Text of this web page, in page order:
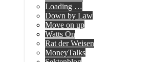
Loading …
Down by Law
Move on up
Watts On
Rat der Weisen
MoneyTalks